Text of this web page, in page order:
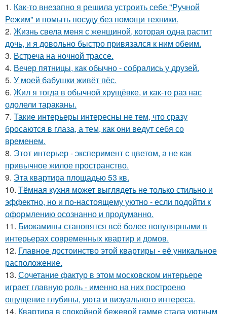
1. Как-то внезапно я решила устроить себе "Ручной
Режим" и помыть посуду без помощи техники.
2. Жизнь свела меня с женщиной, которая одна растит
дочь, и я довольно быстро привязался к ним обеим.
3. Встреча на ночной трассе.
4. Вечер пятницы, как обычно - собрались у друзей.
5. У моей бабушки живёт пёс.
6. Жил я тогда в обычной хрущёвке, и как-то раз нас
одолели тараканы.
7. Такие интерьеры интересны не тем, что сразу
бросаются в глаза, а тем, как они ведут себя со
временем.
8. Этот интерьер - эксперимент с цветом, а не как
привычное жилое пространство.
9. Эта квартира площадью 53 кв.
10. Тёмная кухня может выглядеть не только стильно и
эффектно, но и по-настоящему уютно - если подойти к
оформлению осознанно и продуманно.
11. Биокамины становятся всё более популярными в
интерьерах современных квартир и домов.
12. Главное достоинство этой квартиры - её уникальное
расположение.
13. Сочетание фактур в этом московском интерьере
играет главную роль - именно на них построено
ощущение глубины, уюта и визуального интереса.
14. Квартира в спокойной бежевой гамме стала уютным